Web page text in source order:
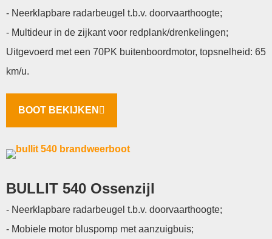
- Neerklapbare radarbeugel t.b.v. doorvaarthoogte;
- Multideur in de zijkant voor redplank/drenkelingen;
Uitgevoerd met een 70PK buitenboordmotor, topsnelheid: 65
km/u.
BOOT BEKIJKEN
BULLIT 540 Ossenzijl
- Neerklapbare radarbeugel t.b.v. doorvaarthoogte;
- Mobiele motor bluspomp met aanzuigbuis;